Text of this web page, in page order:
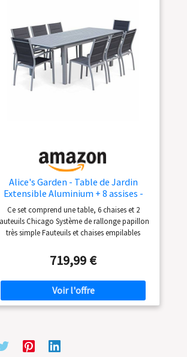
Alice's Garden - Table de Jardin
Extensible Aluminium + 8 assises -
Chicago Gris - Table en Aluminium
245cm avec rallonge et 8 assises
en textilène
Ce set comprend une table, 6 chaises et 2
Chicago Système de rallonge papillon
très simple Fauteuils et chaises empilables
confort
719,99 €